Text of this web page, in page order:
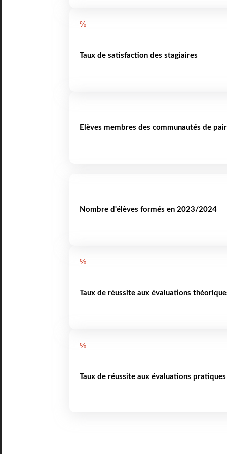
%
Taux de satisfaction des stagiaires
Elèves membres des communautés de
Nombre d'élèves formés en 2023/2024
%
Taux de réussite aux évaluations
%
Taux de réussite aux évaluations pratiques